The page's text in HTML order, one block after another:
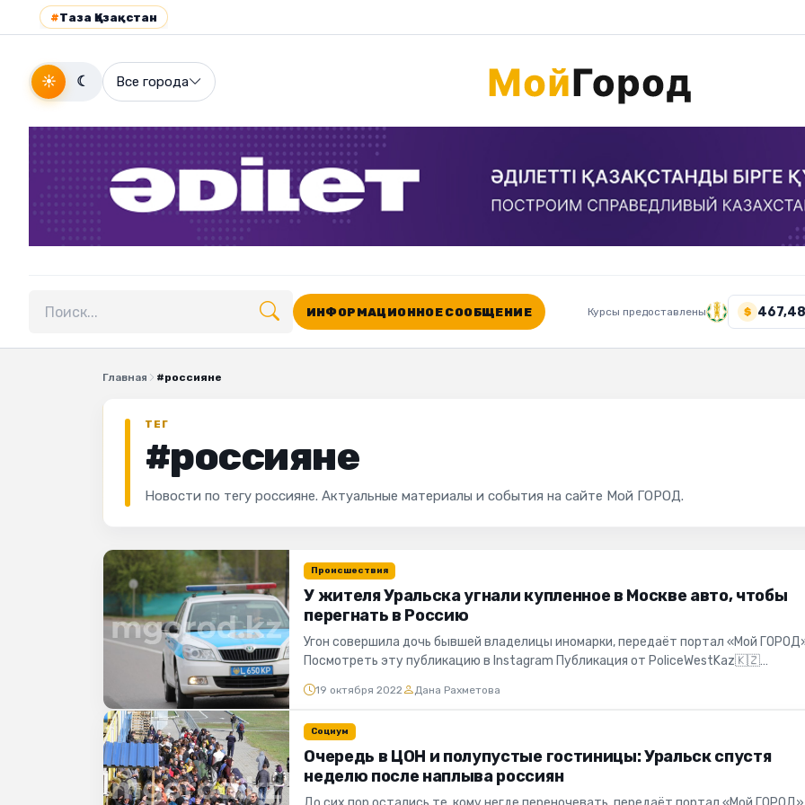
#Таза Қазақстан
☀ ☾ Все города
Поиск по сайту
ИНФОРМАЦИОННОЕ СООБЩЕНИЕ Курсы предоставлены $
Главная #россияне
ТЕГ
#россияне
Новости по тегу россияне. Актуальные материалы и события на сайте Мой ГОРОД.
Происшествия
У жителя Уральска угнали купленное в Москве авто, чтобы
перегнать в Россию
Угон совершила дочь бывшей владелицы иномарки, передаёт портал «Мой
Посмотреть эту публикацию в Instagram Публикация от PoliceWestKaz🇰🇿
19 октября 2022 Дана Рахметова
Социум
Очередь в ЦОН и полупустые гостиницы: Уральск спустя
неделю после наплыва россиян